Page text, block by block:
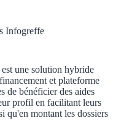
Aides Région
Aides Région
Infogreffe
une solution hybride
et plateforme
de bénéficier des aides
profil en facilitant leurs
qu'en montant les dossiers